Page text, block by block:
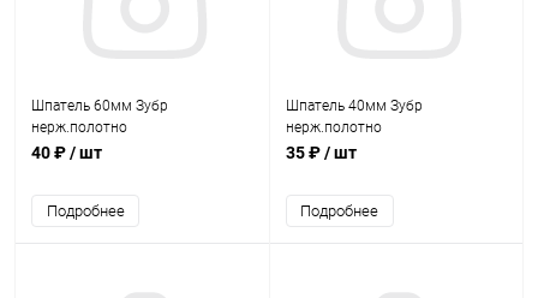
Шпатель 60мм Зубр
нерж.полотно
40 ₽/ шт
Подробнее
Шпатель 40мм Зубр
нерж.полотно
35 ₽/ шт
Подробнее